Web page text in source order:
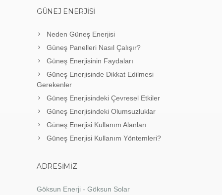
GÜNEJ ENERJISI
Neden Güneş Enerjisi
Güneş Panelleri Nasıl Çalışır?
Güneş Enerjisinin Faydaları
Güneş Enerjisinde Dikkat Edilmesi
Gerekenler
Güneş Enerjisindeki Çevresel Etkiler
Güneş Enerjisindeki Olumsuzluklar
Güneş Enerjisi Kullanım Alanları
Güneş Enerjisi Kullanım Yöntemleri?
ADRESIMIZ
Göksun Enerji - Göksun Solar